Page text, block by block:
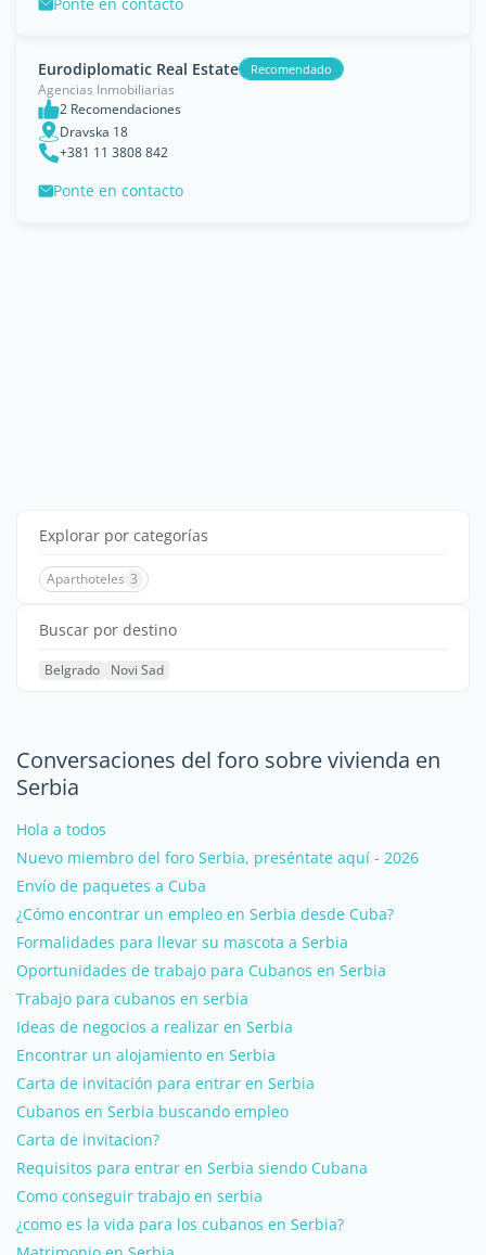
Eurodiplomatic Real Estate Recomendado
Agencias Inmobiliarias
2 Recomendaciones
Dravska 18
+381 11 3808 842
Ponte en contacto
Explorar por categorías
Aparthoteles 3
Buscar por destino
Belgrado Novi Sad
Conversaciones del foro sobre vivienda en
Serbia
Hola a todos
Nuevo miembro del foro Serbia, preséntate aquí - 2026
Envío de paquetes a Cuba
¿Cómo encontrar un empleo en Serbia desde Cuba?
Formalidades para llevar su mascota a Serbia
Oportunidades de trabajo para Cubanos en Serbia
Trabajo para cubanos en serbia
Ideas de negocios a realizar en Serbia
Encontrar un alojamiento en Serbia
Carta de invitación para entrar en Serbia
Cubanos en Serbia buscando empleo
Carta de invitacion?
Requisitos para entrar en Serbia siendo Cubana
Como conseguir trabajo en serbia
¿como es la vida para los cubanos en Serbia?